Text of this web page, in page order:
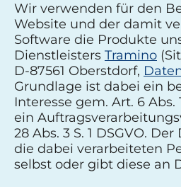
Wir verwenden für den
Website und der damit
Software die Produkte
Dienstleisters Tramino
D-87561 Oberstdorf,
Grundlage ist dabei ein
Interesse gem. Art. 6 Abs.
ein
28 Abs. 3 S. 1 DSGVO.
die dabei verarbeiteten
selbst oder gibt diese an